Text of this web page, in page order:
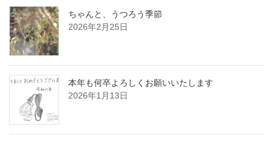
ちゃんと、うつろう季節
2026年2月25日
本年も何卒よろしくお願いいたします
2026年1月13日